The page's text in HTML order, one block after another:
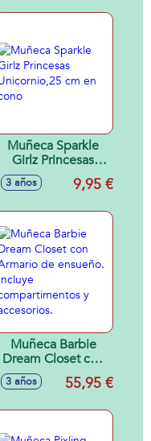
Muñeca Sparkle
Girlz Princesas
Unicornio,25 cm en
cono
3 años 9,95 €
Muñeca Barbie
Dream Closet con
Armario de
ensueño. Incluye
3 años 55,95 €